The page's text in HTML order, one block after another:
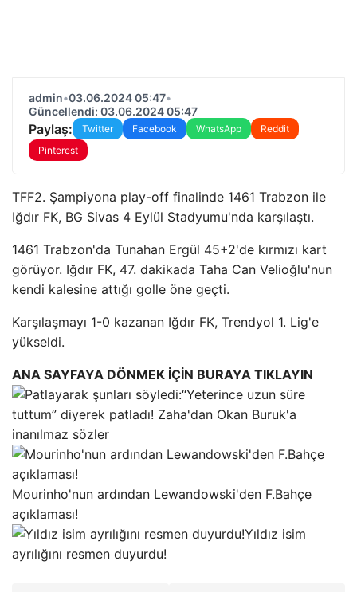
admin•03.06.2024 05:47•
Güncellendi: 03.06.2024 05:47
Paylaş: Twitter Facebook WhatsApp
Reddit
Pinterest
TFF2. Şampiyona play-off finalinde 1461 Trabzon ile
Iğdır FK, BG Sivas 4 Eylül Stadyumu'nda karşılaştı.
1461 Trabzon'da Tunahan Ergül 45+2'de kırmızı kart
görüyor. Iğdır FK, 47. dakikada Taha Can Velioğlu'nun
kendi kalesine attığı golle öne geçti.
Karşılaşmayı 1-0 kazanan Iğdır FK, Trendyol 1. Lig'e
yükseldi.
ANA SAYFAYA DÖNMEK İÇİN BURAYA TIKLAYIN
“Yeterince uzun süre
tuttum” diyerek patladı! Zaha'dan Okan Buruk'a
inanılmaz sözler
Mourinho'nun ardından Lewandowski'den F.Bahçe
açıklaması!
Yıldız isim
ayrılığını resmen duyurdu!